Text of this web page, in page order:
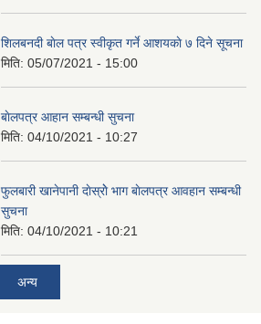
शिलबनदी बाेल पत्र स्वीकृत गर्ने आशयकाे ७ दिने सूचना
मिति: 05/07/2021 - 15:00
बाेलपत्र आहान सम्बन्धी सुचना
मिति: 04/10/2021 - 10:27
फुलबारी खानेपानी दाेस्राेे भाग बाेलपत्र आवहान सम्बन्धी
सुचना
मिति: 04/10/2021 - 10:21
अन्य